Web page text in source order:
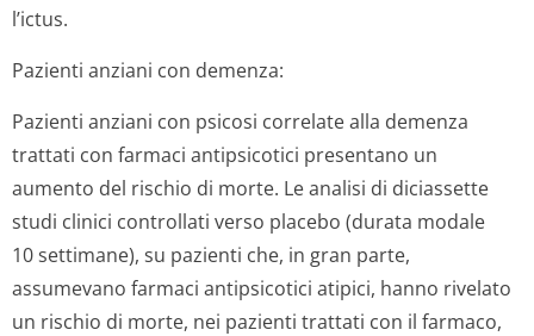
l’ictus.
Pazienti anziani con demenza:
Pazienti anziani con psicosi correlate alla demenza
trattati con farmaci antipsicotici presentano un
aumento del rischio di morte. Le analisi di diciassette
studi clinici controllati verso placebo (durata modale
10 settimane), su pazienti che, in gran parte,
assumevano farmaci antipsicotici atipici, hanno rivelato
un rischio di morte, nei pazienti trattati con il farmaco,